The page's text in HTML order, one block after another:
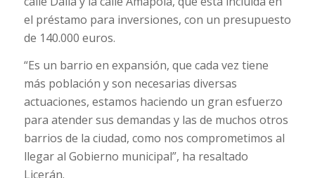
el préstamo para inversiones, con un presupuesto
de 140.000 euros.
“Es un barrio en expansión, que cada vez tiene
más población y son necesarias diversas
actuaciones, estamos haciendo un gran esfuerzo
para atender sus demandas y las de muchos otros
barrios de la ciudad, como nos comprometimos al
llegar al Gobierno municipal”, ha resaltado
Licerán.